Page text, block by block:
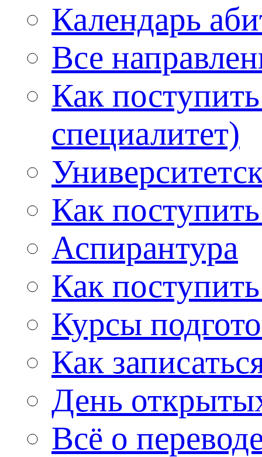
Календарь
Все
Как
специалитет)
Как
Аспирантура
Как
Курсы
Как
День
Всё о